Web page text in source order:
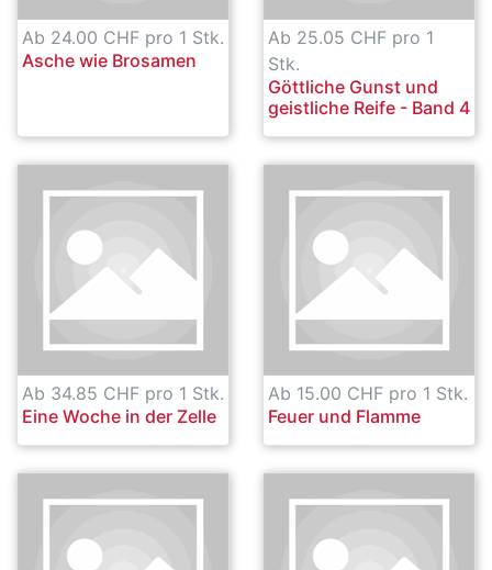
Ab 24.00 CHF pro 1 Stk.
Asche wie Brosamen
Ab 25.05 CHF pro 1
Stk.
Göttliche Gunst und
geistliche Reife - Band 4
Ab 34.85 CHF pro 1 Stk.
Eine Woche in der Zelle
Ab 15.00 CHF pro 1 Stk.
Feuer und Flamme